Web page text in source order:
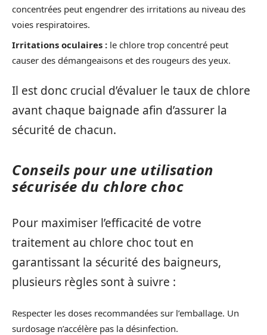
concentrées peut engendrer des irritations au niveau des
voies respiratoires.
Irritations oculaires : le chlore trop concentré peut
causer des démangeaisons et des rougeurs des yeux.
Il est donc crucial d’évaluer le taux de chlore
avant chaque baignade afin d’assurer la
sécurité de chacun.
Conseils pour une utilisation
sécurisée du chlore choc
Pour maximiser l’efficacité de votre
traitement au chlore choc tout en
garantissant la sécurité des baigneurs,
plusieurs règles sont à suivre :
Respecter les doses recommandées sur l’emballage. Un
surdosage n’accélère pas la désinfection.